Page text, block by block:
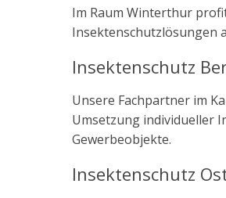
Im Raum Winterthur
Insektenschutzlösungen
Insektenschutz
Unsere Fachpartner im
Umsetzung individueller
Gewerbeobjekte.
Insektenschutz